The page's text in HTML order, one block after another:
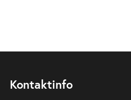
Kontaktinfo